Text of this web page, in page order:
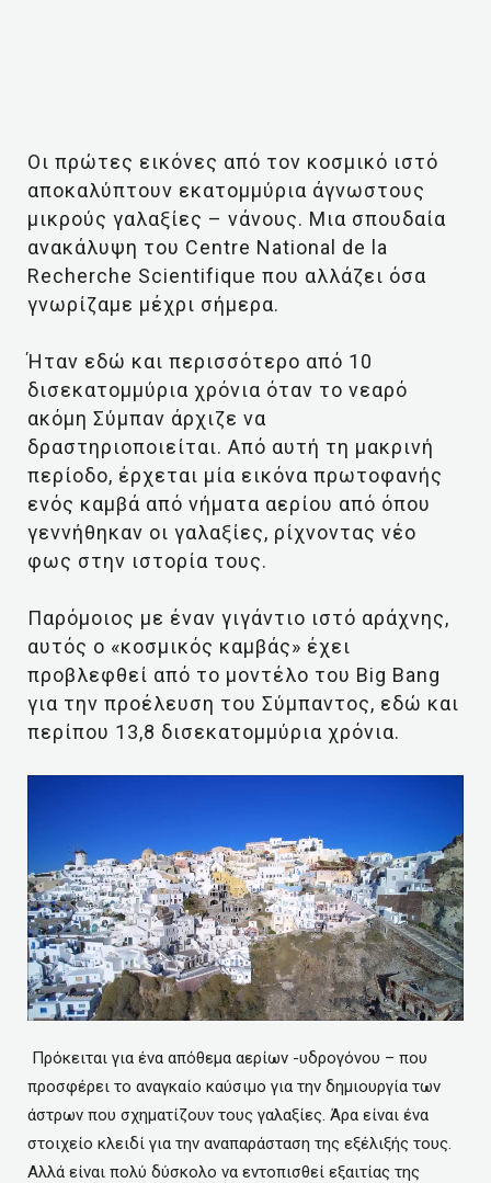
Οι πρώτες εικόνες από τον κοσμικό ιστό
αποκαλύπτουν εκατομμύρια άγνωστους
μικρούς γαλαξίες – νάνους. Μια σπουδαία
ανακάλυψη του Centre National de la
Recherche Scientifique που αλλάζει όσα
γνωρίζαμε μέχρι σήμερα.
Ήταν εδώ και περισσότερο από 10
δισεκατομμύρια χρόνια όταν το νεαρό
ακόμη Σύμπαν άρχιζε να
δραστηριοποιείται. Από αυτή τη μακρινή
περίοδο, έρχεται μία εικόνα πρωτοφανής
ενός καμβά από νήματα αερίου από όπου
γεννήθηκαν οι γαλαξίες, ρίχνοντας νέο
φως στην ιστορία τους.
Παρόμοιος με έναν γιγάντιο ιστό αράχνης,
αυτός ο «κοσμικός καμβάς» έχει
προβλεφθεί από το μοντέλο του Big Bang
για την προέλευση του Σύμπαντος, εδώ και
περίπου 13,8 δισεκατομμύρια χρόνια.
Πρόκειται για ένα απόθεμα αερίων -υδρογόνου – που
προσφέρει το αναγκαίο καύσιμο για την δημιουργία των
άστρων που σχηματίζουν τους γαλαξίες. Άρα είναι ένα
στοιχείο κλειδί για την αναπαράσταση της εξέλιξής τους.
Αλλά είναι πολύ δύσκολο να εντοπισθεί εξαιτίας της